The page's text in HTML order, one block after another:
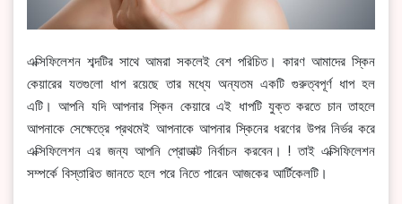
এক্সিফিলেশন শব্দটির সাথে আমরা সকলেই বেশ পরিচিত। কারণ আমাদের স্কিন
কেয়ারের যতগুলো ধাপ রয়েছে তার মধ্যে অন্যতম একটি গুরুত্বপূর্ণ ধাপ হল
এটি। আপনি যদি আপনার স্কিন কেয়ারে এই ধাপটি যুক্ত করতে চান তাহলে
আপনাকে সেক্ষেত্রে প্রথমেই আপনাকে আপনার স্কিনের ধরণের উপর নির্ভর করে
এক্সিফিলেশন এর জন্য আপনি প্রোডাক্ট নির্বাচন করবেন। ! তাই এক্সিফিলেশন
সম্পর্কে বিস্তারিত জানতে হলে পরে নিতে পারেন আজকের আর্টিকেলটি।